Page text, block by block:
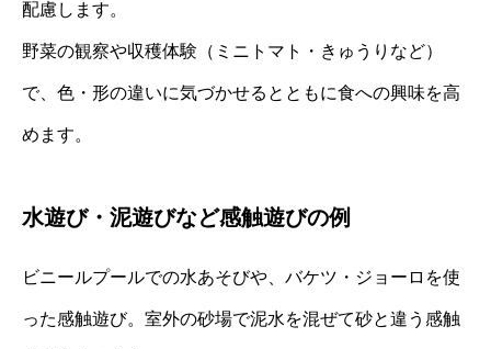
配慮します。
野菜の観察や収穫体験（ミニトマト・きゅうりなど）
で、色・形の違いに気づかせるとともに食への興味を高
めます。
水遊び・泥遊びなど感触遊びの例
ビニールプールでの水あそびや、バケツ・ジョーロを使
った感触遊び。室外の砂場で泥水を混ぜて砂と違う感触